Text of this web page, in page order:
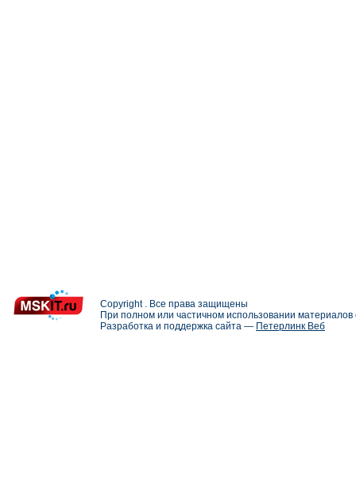
Copyright . Все права защищены
При полном или частичном использовании
Разработка и поддержка сайта — Петерлинк Веб